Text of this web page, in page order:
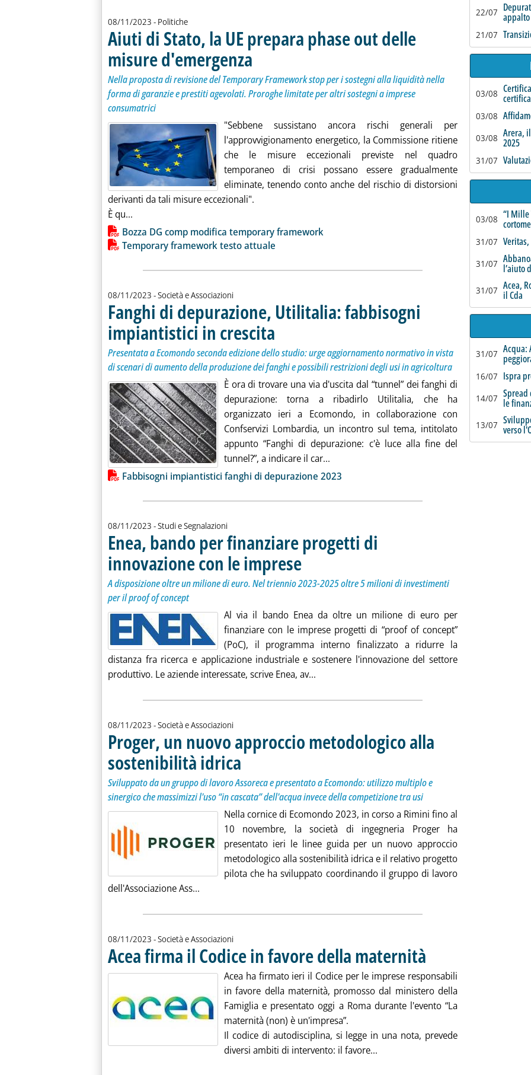
08/11/2023 - Politiche
Aiuti di Stato, la UE prepara phase out delle
misure d'emergenza . Sottotitolo: Nella proposta di revisione del Temporary Framework stop per i sostegni alla
. Pubblicata mercoledì 08 novembre 2023 alle 14.32.
Nella proposta di revisione del Temporary Framework stop per i sostegni alla liquidità nella
forma di garanzie e prestiti agevolati. Proroghe limitate per altri sostegni a imprese
consumatrici
"Sebbene sussistano ancora rischi generali per
l'approvvigionamento energetico, la Commissione ritiene
che le misure eccezionali previste nel quadro
temporaneo di crisi possano essere gradualmente
eliminate, tenendo conto anche del rischio di distorsioni
derivanti da tali misure eccezionali".
È qu... Leggi tutta la notizia: 'Aiuti di Stato, la UE prepara phase out delle misure d'emergenza '
Lista allegati PDF alla notizia
Bozza DG comp modifica temporary framework
Temporary framework testo attuale
08/11/2023 - Società e Associazioni
Fanghi di depurazione, Utilitalia: fabbisogni
impiantistici in crescita . Sottotitolo: Presentata a Ecomondo seconda edizione dello studio: urge
. Pubblicata mercoledì 08 novembre 2023 alle 11.50.
Presentata a Ecomondo seconda edizione dello studio: urge aggiornamento normativo in vista
di scenari di aumento della produzione dei fanghi e possibili restrizioni degli usi in agricoltura
È ora di trovare una via d'uscita dal “tunnel” dei fanghi di
depurazione: torna a ribadirlo Utilitalia, che ha
organizzato ieri a Ecomondo, in collaborazione con
Confservizi Lombardia, un incontro sul tema, intitolato
appunto “Fanghi di depurazione: c'è luce alla fine del
tunnel?”, a indicare il car...
Lista allegati PDF alla notizia
Fabbisogni impiantistici fanghi di depurazione 2023
08/11/2023 - Studi e Segnalazioni
Enea, bando per finanziare progetti di
innovazione con le imprese. Sottotitolo: A disposizione oltre un milione di euro. Nel triennio 2023-2025
. Pubblicata mercoledì 08 novembre 2023 alle 10.27.
A disposizione oltre un milione di euro. Nel triennio 2023-2025 oltre 5 milioni di investimenti
per il proof of concept
Al via il bando Enea da oltre un milione di euro per
finanziare con le imprese progetti di “proof of concept”
(PoC), il programma interno finalizzato a ridurre la
distanza fra ricerca e applicazione industriale e sostenere l'innovazione del settore
produttivo. Le aziende interessate, scrive Enea, av...
08/11/2023 - Società e Associazioni
Proger, un nuovo approccio metodologico alla
sostenibilità idrica . Sottotitolo: Sviluppato da un gruppo di lavoro Assoreca e presentato a Ecomondo: utilizzo multiplo
. Pubblicata mercoledì 08 novembre 2023 alle 9.58.
Sviluppato da un gruppo di lavoro Assoreca e presentato a Ecomondo: utilizzo multiplo e
sinergico che massimizzi l'uso “in cascata” dell'acqua invece della competizione tra usi
Nella cornice di Ecomondo 2023, in corso a Rimini fino al
10 novembre, la società di ingegneria Proger ha
presentato ieri le linee guida per un nuovo approccio
metodologico alla sostenibilità idrica e il relativo progetto
pilota che ha sviluppato coordinando il gruppo di lavoro
dell'Associazione Ass...
08/11/2023 - Società e Associazioni
Acea firma il Codice in favore della maternità
Acea ha firmato ieri il Codice per le imprese responsabili
in favore della maternità, promosso dal ministero della
Famiglia e presentato oggi a Roma durante l'evento “La
maternità (non) è un'impresa”.
Il codice di autodisciplina, si legge in una nota, prevede
diversi ambiti di intervento: il favore...
22/07
21/07
03/08
03/08
03/08 Arera,
2025
31/07
03/08 “I Mille
31/07
31/07 l’aiuto
31/07 Acea,
il Cda
31/07 Acqua:
16/07 Ispra
14/07 Spread
le
13/07 verso